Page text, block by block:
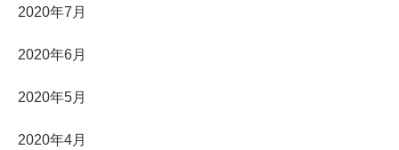
2020年7月
2020年6月
2020年5月
2020年4月